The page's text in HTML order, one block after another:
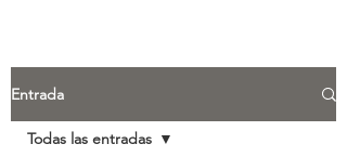
Entrada
Todas las entradas